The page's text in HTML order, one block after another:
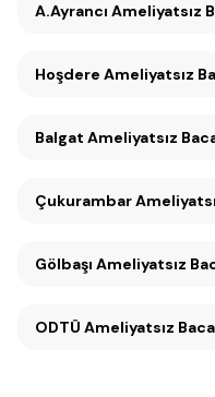
A.Ayrancı Ameliyatsız
Hoşdere Ameliyatsız
Balgat Ameliyatsız
Çukurambar
Gölbaşı Ameliyatsız
ODTÜ Ameliyatsız